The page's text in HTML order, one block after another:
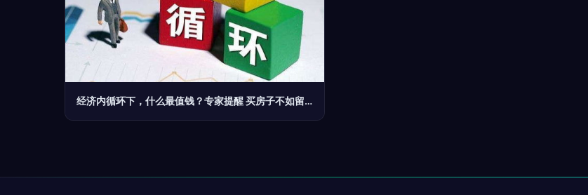
经济内循环下，什么最值钱？专家提醒 买房子不如留下这两件“硬通货”